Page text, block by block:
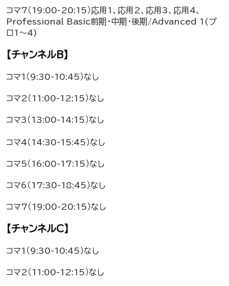
コマ7（19:00-20:15）応用1、応用2、応用3、応用4、
Professional Basic前期・中期・後期/Advanced 1(プ
ロ1～4)
【チャンネルB】
コマ1（9:30-10:45）なし
コマ2（11:00-12:15）なし
コマ3（13:00-14:15）なし
コマ4（14:30-15:45）なし
コマ5（16:00-17:15）なし
コマ6（17:30-18:45）なし
コマ7（19:00-20:15）なし
【チャンネルC】
コマ1（9:30-10:45）なし
コマ2（11:00-12:15）なし